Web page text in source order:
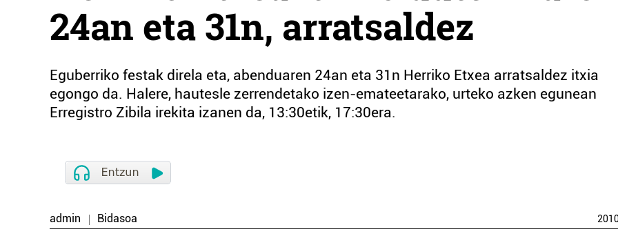
24an eta 31n, arratsaldez
Eguberriko festak direla eta, abenduaren 24an eta 31n Herriko Etxea arratsaldez itxia
egongo da. Halere, hautesle zerrendetako izen-emateetarako, urteko azken egunean
Erregistro Zibila irekita izanen da, 13:30etik, 17:30era.
admin Bidasoa